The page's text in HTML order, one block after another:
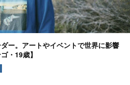
ー。アートやイベントで世界に影響
・19歳】